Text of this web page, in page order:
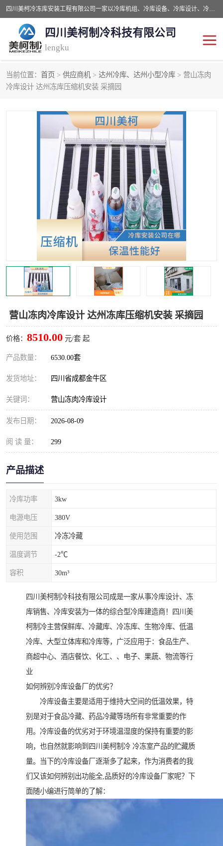
四川美柯冷冻库安装工程有限公司一家以冷库机组、冷库设备、冷库设计、冷冻库设备销售、冷库安装、冻库安装价格及技术服务为一体的综合企业，咨询热线：同等设备材料优惠10% 。公司各种类型安装组合式冷库、冷冻库、冷藏库、气调保鲜库、并提供成套设备供应、安装与调试、维护与维修、技术咨询、操作维修人员技术培训等
四川美柯制冷科技有限公司
lengku
当前位置： 首页 > 供应商机 > 达州冷库、达州小型冷库 > 营山冻肉
冷库设计 达州冻库压缩机安装 采摘园
营山冻肉冷库设计 达州冻库压缩机安装 采摘园
价格： 8510.00 元/套 起
产品数量： 6530.00套
发货地址： 四川省成都金牛区
关键词： 营山冻肉冷库设计
发布日期： 2026-08-09
阅 读 量： 299
产品描述
冷库功率 3kw
电源电压 380V
使用范围 冷冻冷藏
温度调节 -2℃
容积 30m³
四川美柯制冷科技有限公司成是一家从事冷库设计、冻
库销售、冷库安装为一体的综合型冷库建造商！四川美
柯制冷主营保鲜库、冷藏库、冷冻库、生物冷库、低温
冷库、大型立体库和冷库等，广泛应用于：食品生产、
商超中心、酒店餐饮、化工、、电子、果蔬、物流等行
业
如何辨别冷库设备厂的优劣？
冷库设备主要是适用于维持大空间的低温效果，特
别是对于食品冷藏、药品冷藏等场所有非常重要的作
用。冷库设备的优劣对于环境温湿度的保持有重要的影
响，也自然就影响到四川美柯制冷 冷冻室产品的贮藏质
量。当下的冷库设备厂逐渐多了起来，作为消费者的我
们又该如何辨别出功能全,品质好的冷库设备厂家呢？下
面随小编进行简单的了解：
冷库安装，冷库价格
成都冻库，成都冻库价格 绵阳冻库,绵阳保鲜冷库
德阳冻库安装，德阳冷库 广元冻库安装,广元冻库造
价
南充冻库设计,南充冻库安 遂宁冻库
资阳冻库，资阳冻库安装 泸州冻库，泸州冷库
乐山冻库,乐山保鲜冷库 自贡冻库组装
雅安冷库,雅安冻库 攀枝花冻库
冻库安装，小型冻库造价
内江冷库，内江冻库 宜宾冷库，宜宾冻库设备